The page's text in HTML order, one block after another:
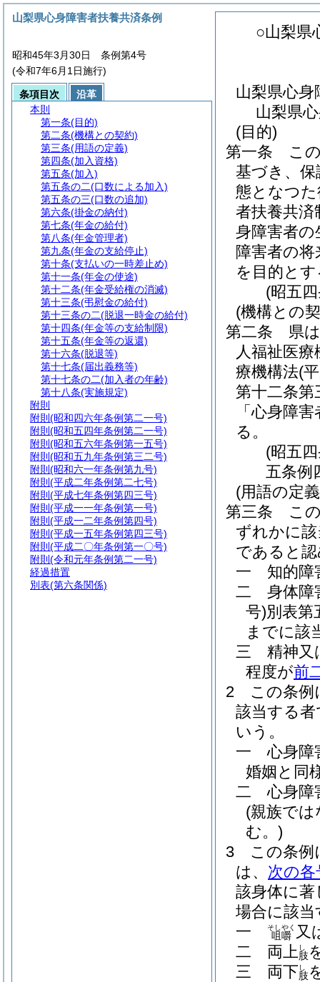
○山梨県
山梨県心
山梨県
(目的)
第一条
こ
基づき、
態となつ
者扶養共済
身障害者
障害者の
を目的と
(昭五
(機構との
第二条
県
人福祉医療
療機構法(
第十二条
「心身障
る。
(昭五
五条例
(用語の定
第三条
こ
ずれかに
であると
一
知的障
二
身体障
号)別表第
までに該
三
精神又
程度が前
2
この条例
該当する
いう。
一
心身障
婚姻と同
二
心身障
(親族で
む。)
3
この条
は、 次の各
該身体に
場合に該
一
咀嚼
そしやく 又
二
両上肢
し
三
両下肢
し
山梨県心身障害者扶養共済条例
昭和45年3月30日 条例第4号
(令和7年6月1日施行)
条項目次
沿革
本則
第一条(目的)
第二条(機構との契約)
第三条(用語の定義)
第四条(加入資格)
第五条(加入)
第五条の二(口数による加入)
第五条の三(口数の追加)
第六条(掛金の納付)
第七条(年金の給付)
第八条(年金管理者)
第九条(年金の支給停止)
第十条(支払いの一時差止め)
第十一条(年金の使途)
第十二条(年金受給権の消滅)
第十三条(弔慰金の給付)
第十三条の二(脱退一時金の給付)
第十四条(年金等の支給制限)
第十五条(年金等の返還)
第十六条(脱退等)
第十七条(届出義務等)
第十七条の二(加入者の年齢)
第十八条(実施規定)
附則
附則 (昭和四六年条例第二一号)
附則 (昭和五四年条例第二一号)
附則 (昭和五六年条例第一五号)
附則 (昭和五九年条例第三二号)
附則 (昭和六一年条例第九号)
附則 (平成二年条例第二七号)
附則 (平成七年条例第四三号)
附則 (平成一一年条例第一号)
附則 (平成一二年条例第四号)
附則 (平成一五年条例第四三号)
附則 (平成二〇年条例第一〇号)
附則 (令和元年条例第二一号)
経過措置
別表(第六条関係)